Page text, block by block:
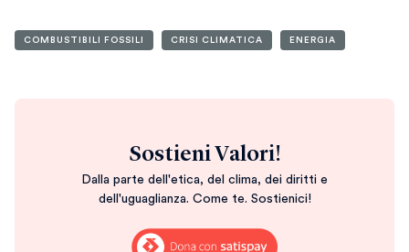
COMBUSTIBILI FOSSILI CRISI CLIMATICA ENERGIA
Sostieni Valori!
Dalla parte dell'etica, del clima, dei diritti e
dell'uguaglianza. Come te. Sostienici!